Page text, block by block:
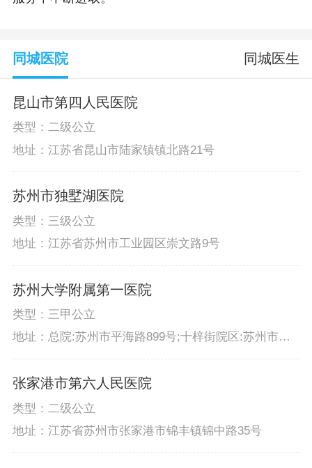
同城医院 同城医生
昆山市第四人民医院
类型：二级公立
地址：江苏省昆山市陆家镇镇北路21号
苏州市独墅湖医院
类型：三级公立
地址：江苏省苏州市工业园区崇文路9号
苏州大学附属第一医院
类型：三甲公立
地址：总院:苏州市平海路899号;十梓街院区:苏州市十
张家港市第六人民医院
类型：二级公立
地址：江苏省苏州市张家港市锦丰镇锦中路35号